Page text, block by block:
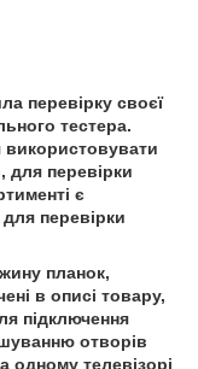
перевірку своєї
тестера.
для перевірки
є
для перевірки
планок,
в описі товару,
підключення
отворів
одному телевізорі